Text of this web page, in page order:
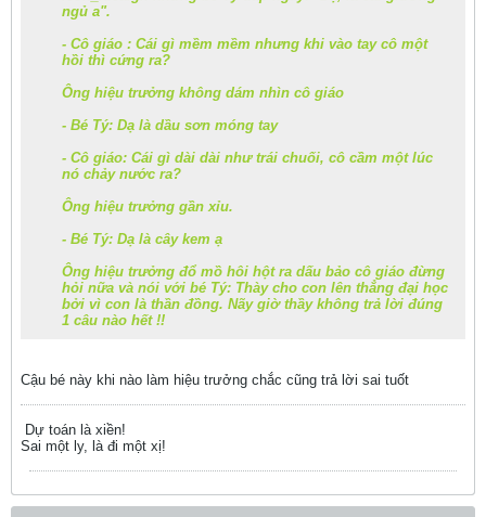
ngủ a".
- Cô giáo : Cái gì mềm mềm nhưng khi vào tay cô một
hồi thì cứng ra?
Ông hiệu trưởng không dám nhìn cô giáo
- Bé Tý: Dạ là dầu sơn móng tay
- Cô giáo: Cái gì dài dài như trái chuối, cô cầm một lúc
nó chảy nước ra?
Ông hiệu trưởng gần xỉu.
- Bé Tý: Dạ là cây kem ạ
Ông hiệu trưởng đổ mồ hôi hột ra dấu bảo cô giáo đừng
hỏi nữa và nói với bé Tý: Thày cho con lên thẳng đại học
bởi vì con là thần đồng. Nãy giờ thầy không trả lời đúng
1 câu nào hết !!
Cậu bé này khi nào làm hiệu trưởng chắc cũng trả lời sai tuốt
Dự toán là xiền!
Sai một ly, là đi một xị!